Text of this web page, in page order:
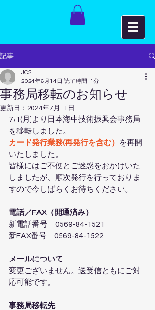
記事
事務局移転のお知らせ
JCS
2024年6月14日 読了時間: 1分
更新日： 2024年7月11日
7/1(月)より日本海中技術振興会事務局
を移転しました。
カード発行業務(再発行を含む）
を再開
いたしました。
皆様にはご不便とご迷惑をおかけいた
しましたが、順次発行を行っておりま
すので今しばらくお待ちください。
電話／FAX（開通済み）
新電話番号　0569-84-1521
新FAX番号　0569-84-1522
メールについて
変更ございません。送受信ともにご対
応可能です。
事務局移転先